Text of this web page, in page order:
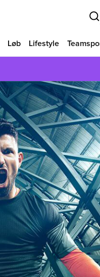
Løb Lifestyle